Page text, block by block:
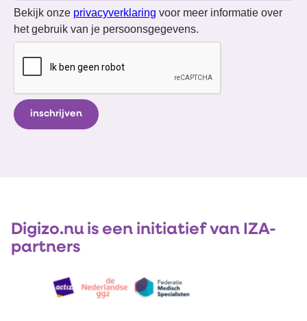
Bekijk onze privacyverklaring voor meer informatie over
het gebruik van je persoonsgegevens.
Digizo.nu is een initiatief van IZA-
partners